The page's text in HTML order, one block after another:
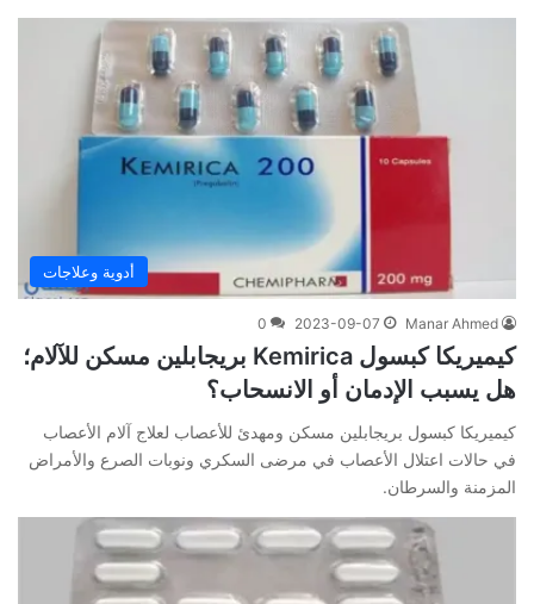
أدوية وعلاجات
Manar Ahmed
2023-09-07
0
كيميريكا كبسول Kemirica بريجابلين مسكن للآلام؛
هل يسبب الإدمان أو الانسحاب؟
كيميريكا كبسول بريجابلين مسكن ومهدئ للأعصاب لعلاج آلام الأعصاب
في حالات اعتلال الأعصاب في مرضى السكري ونوبات الصرع والأمراض
المزمنة والسرطان.